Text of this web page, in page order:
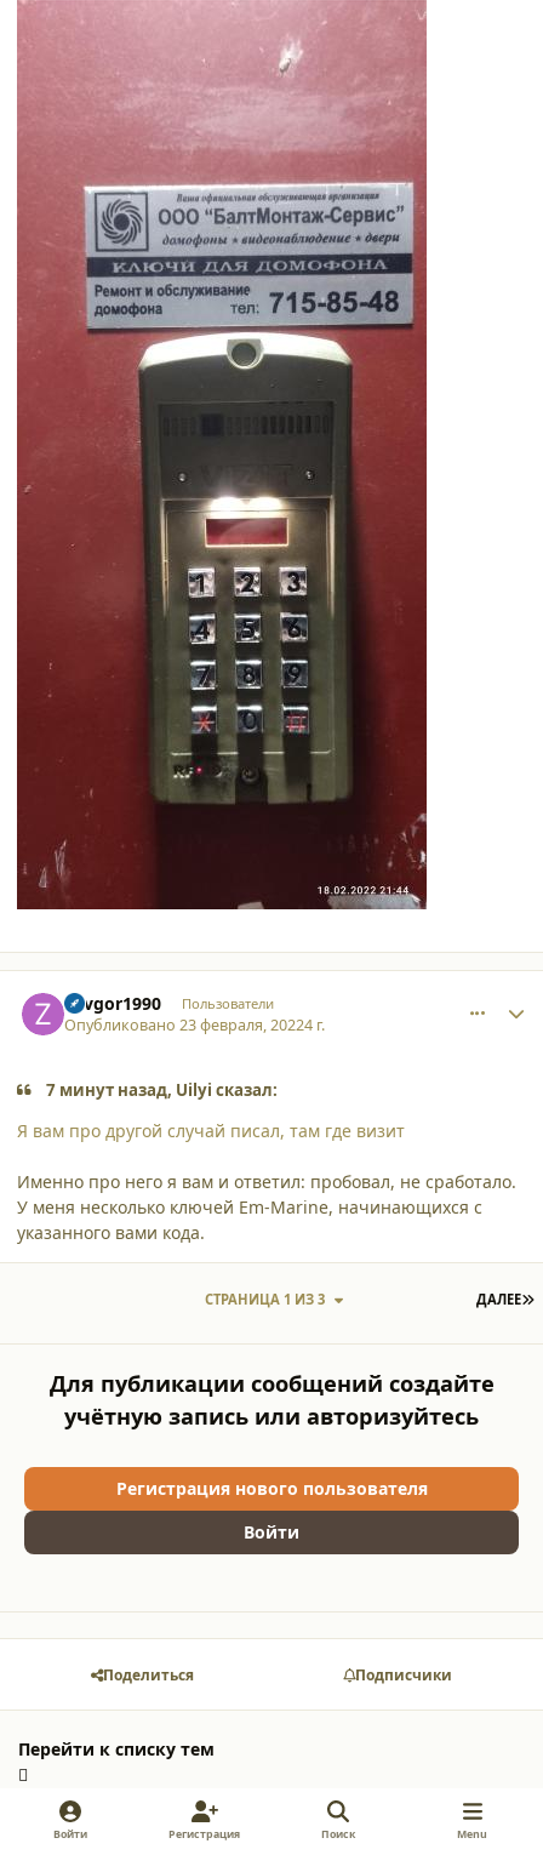
Zavgor1990 Пользователи
Опубликовано23 февраля, 20224 г.
7 минут назад, Uilyi сказал:
Я вам про другой случай писал, там где визит
Именно про него я вам и ответил: пробовал, не сработало.
У меня несколько ключей Em-Marine, начинающихся с
указанного вами кода.
ДАЛЕЕ
СТРАНИЦА 1 ИЗ 3
Для публикации сообщений создайте
учётную запись или авторизуйтесь
Регистрация нового пользователя
Войти
Поделиться Подписчики
Перейти к списку тем
Войти Регистрация Поиск Menu